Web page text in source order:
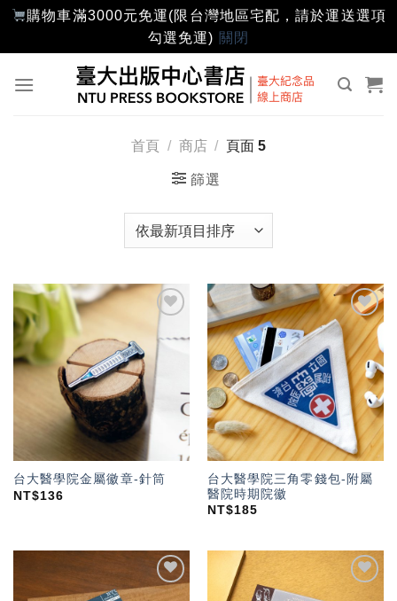
購物車滿3000元免運(限台灣地區宅配，請於運送選項
勾選免運) 關閉
首頁 / 商店 / 頁面 5
篩選
「願
台大醫學院金屬徽章-針筒
NT$136
加入
「願
望輕
單」
台大醫學院三角零錢包-附屬
醫院時期院徽
NT$185